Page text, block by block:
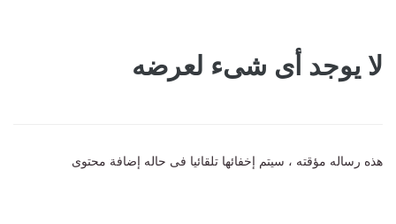
لا يوجد أى شىء لعرضه
هذه رساله مؤقته ، سيتم إخفائها تلقائيا فى حاله إضافة محتوى